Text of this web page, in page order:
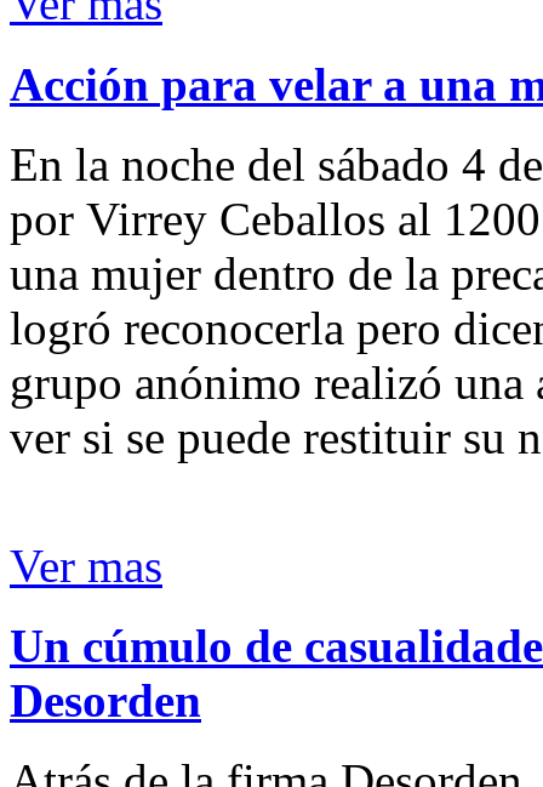
Acción para velar a una
En la noche del sábado 4
por Virrey Ceballos al
una mujer dentro de la
logró reconocerla pero
grupo anónimo realizó
ver si se puede restituir su
Ver mas
Un cúmulo de
Desorden